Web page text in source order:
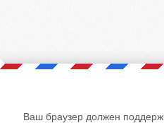
Ваш браузер должен